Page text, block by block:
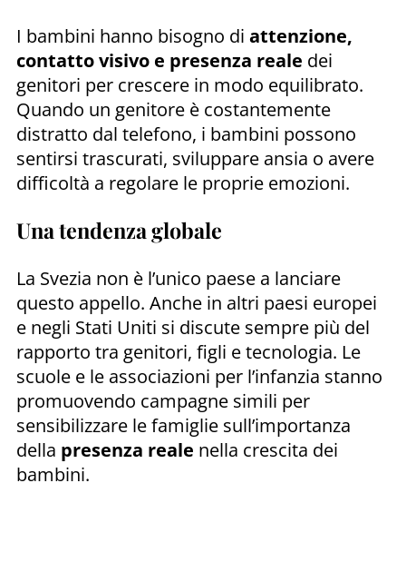
I bambini hanno bisogno di attenzione,
contatto visivo e presenza reale dei
genitori per crescere in modo equilibrato.
Quando un genitore è costantemente
distratto dal telefono, i bambini possono
sentirsi trascurati, sviluppare ansia o avere
difficoltà a regolare le proprie emozioni.
Una tendenza globale
La Svezia non è l’unico paese a lanciare
questo appello. Anche in altri paesi europei
e negli Stati Uniti si discute sempre più del
rapporto tra genitori, figli e tecnologia. Le
scuole e le associazioni per l’infanzia stanno
promuovendo campagne simili per
sensibilizzare le famiglie sull’importanza
della presenza reale nella crescita dei
bambini.